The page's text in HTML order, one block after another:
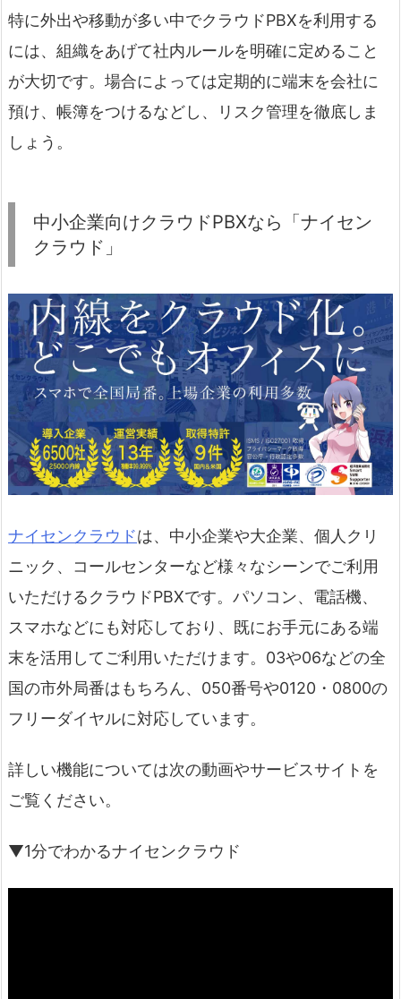
特に外出や移動が多い中でクラウドPBXを利用する
には、組織をあげて社内ルールを明確に定めること
が大切です。場合によっては定期的に端末を会社に
預け、帳簿をつけるなどし、リスク管理を徹底しま
しょう。
中小企業向けクラウドPBXなら「ナイセン
クラウド」
ナイセンクラウドは、中小企業や大企業、個人クリ
ニック、コールセンターなど様々なシーンでご利用
いただけるクラウドPBXです。パソコン、電話機、
スマホなどにも対応しており、既にお手元にある端
末を活用してご利用いただけます。03や06などの全
国の市外局番はもちろん、050番号や0120・0800の
フリーダイヤルに対応しています。
詳しい機能については次の動画やサービスサイトを
ご覧ください。
▼1分でわかるナイセンクラウド